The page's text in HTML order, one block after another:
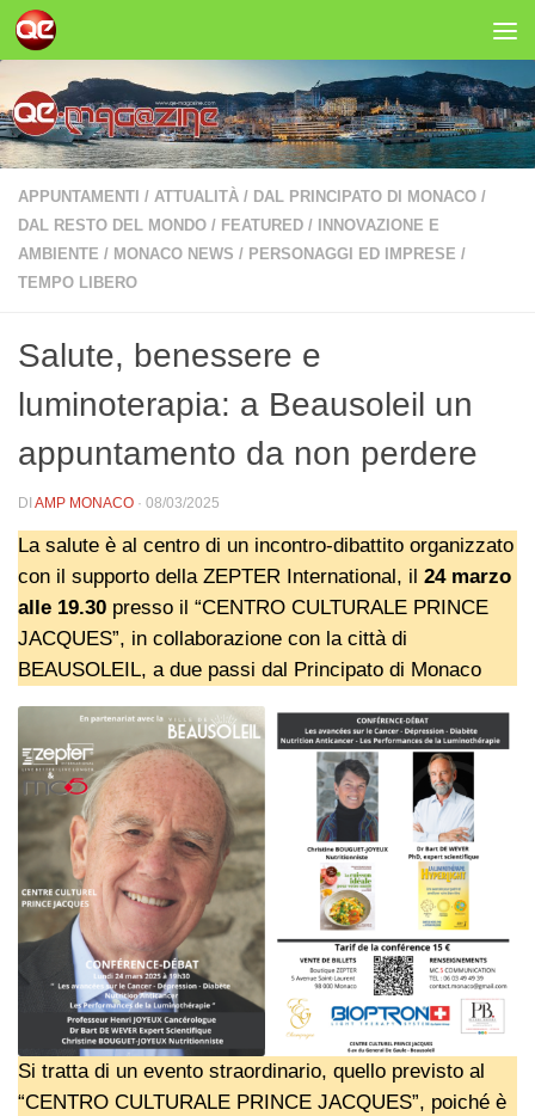
Salta al contenuto
APPUNTAMENTI / ATTUALITÀ / DAL PRINCIPATO DI MONACO /
DAL RESTO DEL MONDO / FEATURED /
INNOVAZIONE E
AMBIENTE / MONACO NEWS / PERSONAGGI ED IMPRESE /
TEMPO LIBERO
Salute, benessere e
luminoterapia: a Beausoleil un
appuntamento da non perdere
DI AMP MONACO · 08/03/2025
La salute è al centro di un incontro-dibattito organizzato
con il supporto della ZEPTER International, il 24 marzo
alle 19.30 presso il “CENTRO CULTURALE PRINCE
JACQUES”, in collaborazione con la città di
BEAUSOLEIL, a due passi dal Principato di Monaco
Si tratta di un evento straordinario, quello previsto al
“CENTRO CULTURALE PRINCE JACQUES”, poiché è